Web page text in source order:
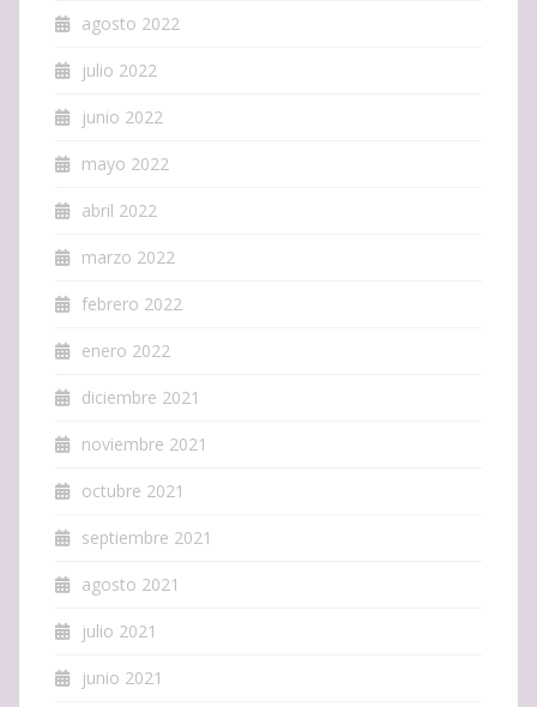
agosto 2022
julio 2022
junio 2022
mayo 2022
abril 2022
marzo 2022
febrero 2022
enero 2022
diciembre 2021
noviembre 2021
octubre 2021
septiembre 2021
agosto 2021
julio 2021
junio 2021